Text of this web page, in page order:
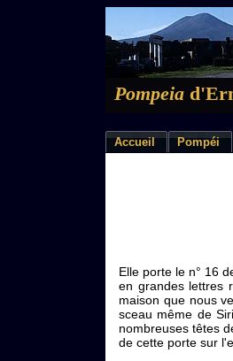
Pompeia
Accueil Pompéi
Elle porte le n° 16
en grandes lettres
maison que nous
sceau même de
nombreuses têtes
de cette porte sur